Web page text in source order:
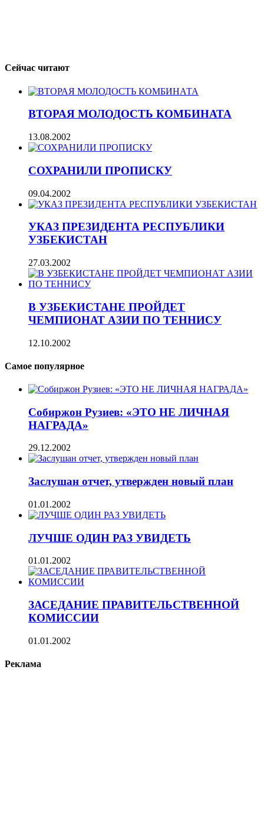
Сейчас читают
ВТОРАЯ МОЛОДОСТЬ КОМБИНАТА
13.08.2002
СОХРАНИЛИ ПРОПИСКУ
09.04.2002
УКАЗ ПРЕЗИДЕНТА РЕСПУБЛИКИ
УЗБЕКИСТАН
27.03.2002
В УЗБЕКИСТАНЕ ПРОЙДЕТ
ЧЕМПИОНАТ АЗИИ ПО ТЕННИСУ
12.10.2002
Самое популярное
Собиржон Рузиев: «ЭТО НЕ ЛИЧНАЯ
НАГРАДА»
29.12.2002
Заслушан отчет, утвержден новый план
01.01.2002
ЛУЧШЕ ОДИН РАЗ УВИДЕТЬ
01.01.2002
ЗАСЕДАНИЕ ПРАВИТЕЛЬСТВЕННОЙ
КОМИССИИ
01.01.2002
Реклама